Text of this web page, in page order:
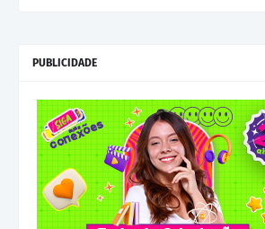
PUBLICIDADE